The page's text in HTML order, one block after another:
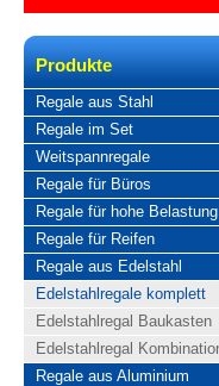
Produkte
Regale aus Stahl
Regale im Set
Weitspannregale
Regale für Büros
Regale für hohe Belastung
Regale für Reifen
Regale aus Edelstahl
Edelstahlregale komplett
Edelstahlregal Baukasten
Edelstahlregal
Regale aus Aluminium